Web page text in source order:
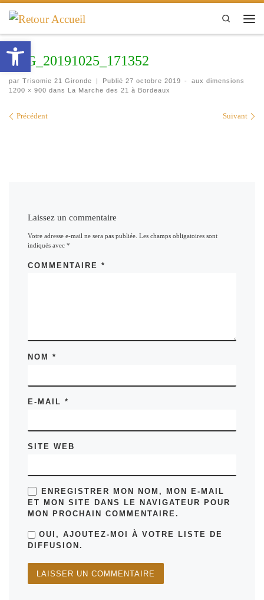
Passer au contenu
Search
IMG_20191025_171352
par Trisomie 21 Gironde | Publié 27 octobre 2019 -
aux dimensions
1200 × 900 dans La Marche des 21 à Bordeaux
Navigation des images
Précédent Suivant
Laissez un commentaire
Votre adresse e-mail ne sera pas publiée. Les champs obligatoires sont
indiqués avec*
COMMENTAIRE*
NOM*
E-MAIL*
SITE WEB
ENREGISTRER MON NOM, MON E-MAIL
ET MON SITE DANS LE NAVIGATEUR POUR
MON PROCHAIN COMMENTAIRE.
OUI, AJOUTEZ-MOI À VOTRE LISTE DE
DIFFUSION.
Ouvrir la barre d’outils